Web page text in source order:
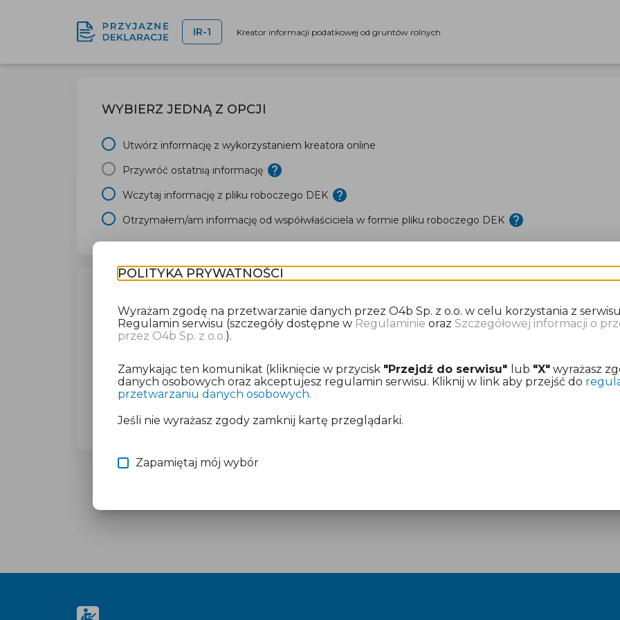
IR-1 Kreator informacji podatkowej od gruntów rolnych
WYBIERZ JEDNĄ Z OPCJI
Utwórz informację z wykorzystaniem kreatora online
Przywróć ostatnią informację
Wczytaj informację z pliku roboczego DEK
Otrzymałem/am informację od współwłaściciela w formie pliku roboczego DEK
Dla wybranego miasta poprosimy Cię o dokonanie opłaty za przygotowanie informacji
Nie martw się o płatność, jeśli masz już aktywny dostęp.
Więcej informacji znajdziesz w dokumentach: Regulamin
POLITYKA PRYWATNOŚCI
Wyrażam zgodę na przetwarzanie danych przez O4b Sp. z o.o. w celu korzystania z
Regulamin serwisu (szczegóły dostępne w Regulaminie orazSzczegółowej informacji o
przez O4b Sp. z o.o.).
Zamykając ten komunikat (kliknięcie w przycisk "Przejdź do serwisu" lub "X" wyrażasz
danych osobowych oraz akceptujesz regulamin serwisu. Kliknij w link aby przejść do
przetwarzaniu danych osobowych.
Jeśli nie wyrażasz zgody zamknij kartę przeglądarki.
Zapamiętaj mój wybór